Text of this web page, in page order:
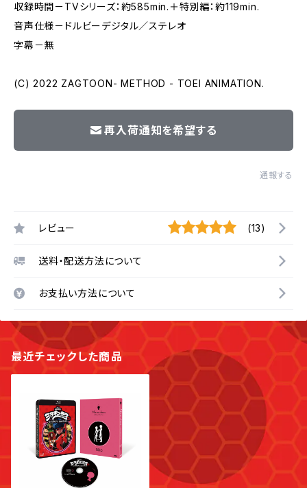
収録時間－TVシリーズ：約585min.＋特別編：約119min.
音声仕様－ドルビーデジタル／ステレオ
字幕－無
(C) 2022 ZAGTOON- METHOD - TOEI ANIMATION.
再入荷通知を希望する
通報する
レビュー (13)
送料・配送方法について
お支払い方法について
最近チェックした商品